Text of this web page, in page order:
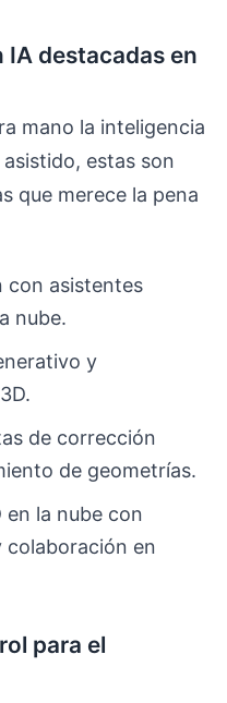
IA destacadas en
mano la inteligencia
estas son
que merece la pena
asistentes
nube.
y
de corrección
de geometrías.
la nube con
en
para el